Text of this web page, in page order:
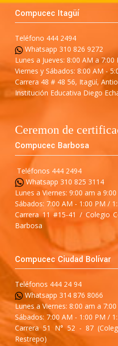
Compucec Itagüí
Teléfono 444 2494
Whatsapp 310 826 9272
Lunes a Jueves: 8:00 AM a 7:00
Viernes y Sábados: 8:00 AM -
Carrera 48 # 48 56, Itagüí,
Institución Educativa Diego
Ceremon de
Compucec Barbosa
Teléfonos 444 2494
Whatsapp 310 825 3114
Lunes a Viernes: 9:00 am a
Sábados: 7:00 AM - 1:00 PM /
Carrera 11 #15-41 / Colegio
Barbosa
Compucec Ciudad Bolívar
Teléfonos 444 24 94
Whatsapp 314 876 8066
Lunes a Viernes: 8:00 am a
Sábados: 7:00 AM - 1:00 PM /
Carrera 51 N° 52 - 87
Restrepo)